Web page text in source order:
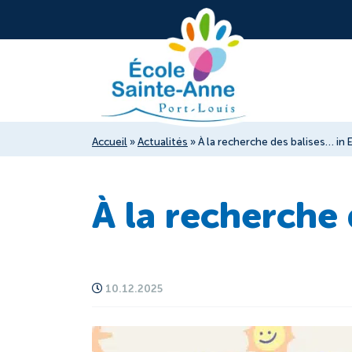
Accueil » Actualités » À la recherche des balises… in
À la recherche
10.12.2025